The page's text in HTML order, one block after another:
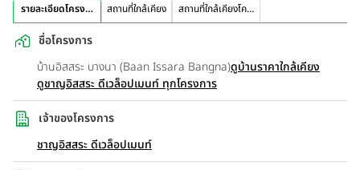
รายละเอียดโครงการ สถานที่ใกล้เคียง สถานที่ใกล้เคียงโครงการ
ชื่อโครงการ
บ้านอิสสระ บางนา (Baan Issara Bangna)ดูบ้านราคาใกล้เคียง
ดูชาญอิสสระ ดีเวล็อปเมนท์ ทุกโครงการ
เจ้าของโครงการ
ชาญอิสสระ ดีเวล็อปเมนท์